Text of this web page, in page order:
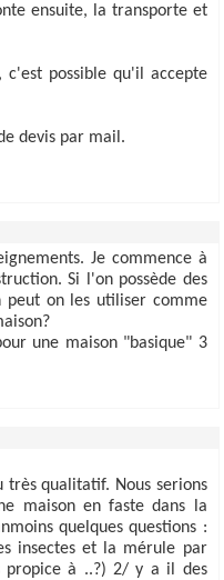
ensuite, la transporte et
c'est possible qu'il accepte
devis par mail.
Je commence à
Si l'on possède des
peut on les utiliser comme
une maison "basique" 3
qualitatif. Nous serions
maison en faste dans la
quelques questions :
insectes et la mérule par
propice à ..?) 2/ y a il des